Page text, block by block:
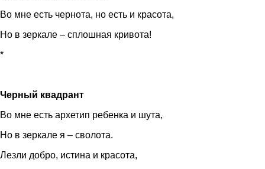
Во мне есть чернота, но есть и красота,
Но в зеркале – сплошная кривота!
*
Черный квадрант
Во мне есть архетип ребенка и шута,
Но в зеркале я – сволота.
Лезли добро, истина и красота,